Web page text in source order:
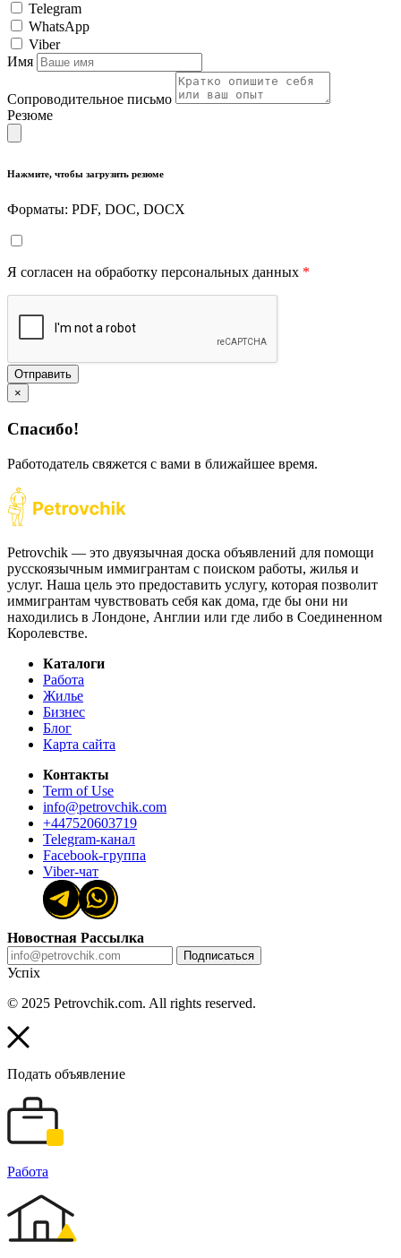
Telegram
WhatsApp
Viber
Имя
Сопроводительное письмо
Резюме
Нажмите, чтобы загрузить резюме
Форматы: PDF, DOC, DOCX
Я согласен на обработку персональных данных *
Отправить
×
Спасибо!
Работодатель свяжется с вами в ближайшее время.
Petrovchik — это двуязычная доска объявлений для помощи
русскоязычным иммигрантам с поиском работы, жилья и
услуг. Наша цель это предоставить услугу, которая позволит
иммигрантам чувствовать себя как дома, где бы они ни
находились в Лондоне, Англии или где либо в Соединенном
Королевстве.
Каталоги
Работа
Жилье
Бизнес
Блог
Карта сайта
Контакты
Term of Use
info@petrovchik.com
+447520603719
Telegram-канал
Facebook-группа
Viber-чат
Новостная Рассылка
Подписаться
Успіх
© 2025 Petrovchik.com. All rights reserved.
Подать объявление
Работа